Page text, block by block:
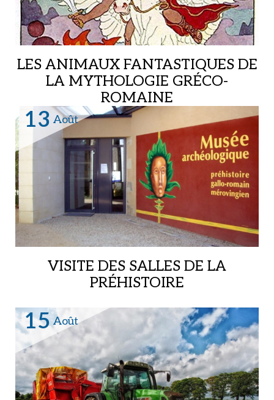
LES ANIMAUX FANTASTIQUES DE
LA MYTHOLOGIE GRÉCO-
ROMAINE
Musée archéologique,
13 Août
VISITE DES SALLES DE LA
PRÉHISTOIRE
Musée archéologique,
15 Août